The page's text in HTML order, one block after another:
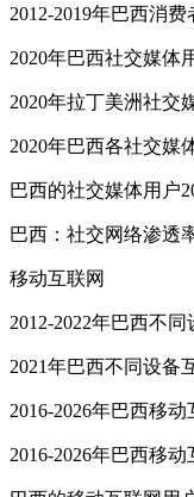
2012-2019年巴西消
2020年巴西社交媒体
2020年拉丁美洲社交
2020年巴西各社交媒
巴西的社交媒体用户
巴西：社交网络渗透
移动互联网
2012-2022年巴西不
2021年巴西不同设备
2016-2026年巴西移
2016-2026年巴西移